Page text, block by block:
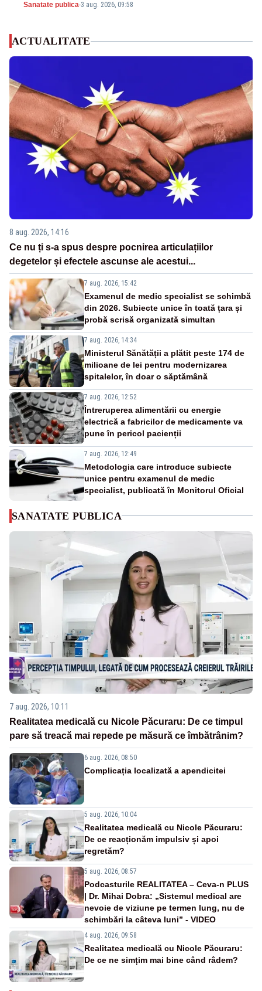
Sanatate publica-3 aug. 2026, 09:58
ACTUALITATE
8 aug. 2026, 14:16
Ce nu ți s-a spus despre pocnirea articulațiilor
degetelor și efectele ascunse ale acestui...
7 aug. 2026, 15:42
Examenul de medic specialist se schimbă
din 2026. Subiecte unice în toată țara și
probă scrisă organizată simultan
7 aug. 2026, 14:34
Ministerul Sănătății a plătit peste 174 de
milioane de lei pentru modernizarea
spitalelor, în doar o săptămână
7 aug. 2026, 12:52
Întreruperea alimentării cu energie
electrică a fabricilor de medicamente va
pune în pericol pacienții
7 aug. 2026, 12:49
Metodologia care introduce subiecte
unice pentru examenul de medic
specialist, publicată în Monitorul Oficial
SANATATE PUBLICA
7 aug. 2026, 10:11
Realitatea medicală cu Nicole Păcuraru: De ce timpul
pare să treacă mai repede pe măsură ce îmbătrânim?
6 aug. 2026, 08:50
Complicația localizată a apendicitei
5 aug. 2026, 10:04
Realitatea medicală cu Nicole Păcuraru:
De ce reacționăm impulsiv și apoi
regretăm?
5 aug. 2026, 08:57
Podcasturile REALITATEA – Ceva-n PLUS
| Dr. Mihai Dobra: „Sistemul medical are
nevoie de viziune pe termen lung, nu de
schimbări la câteva luni” - VIDEO
4 aug. 2026, 09:58
Realitatea medicală cu Nicole Păcuraru:
De ce ne simțim mai bine când râdem?